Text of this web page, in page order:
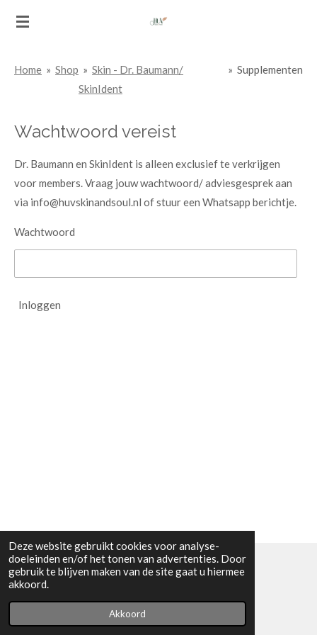
Deze website gebruikt cookies voor analyse-
doeleinden en/of het tonen van advertenties. Door
gebruik te blijven maken van de site gaat u hiermee
akkoord.
Akkoord
Ga
deHome » Shop » Skin - Dr. Baumann/
SkinIdent
» Supplementen
Wachtwoord vereist
Dr. Baumann en SkinIdent is alleen exclusief te verkrijgen
voor members. Vraag jouw wachtwoord/ adviesgesprek aan
via info@huvskinandsoul.nl of stuur een Whatsapp berichtje.
Wachtwoord
Inloggen
© 2024 - 2026 HUV Skin and Soul